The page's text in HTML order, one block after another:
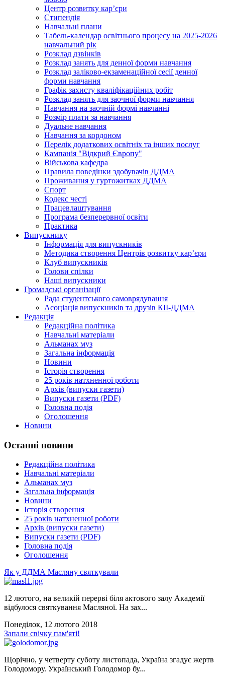
Центр розвитку кар’єри
Стипендія
Навчальні плани
Табель-календар освітнього процесу на 2025-2026
навчальний рік
Розклад дзвінків
Розклад занять для денної форми навчання
Розклад заліково-екзаменаційної сесії денної
форми навчання
Графік захисту кваліфікаційних робіт
Розклад занять для заочної форми навчання
Навчання на заочній формі навчанні
Розмір плати за навчання
Дуальне навчання
Навчання за кордоном
Перелік додаткових освітніх та інших послуг
Кампанія "Відкрий Європу"
Військова кафедра
Правила поведінки здобувачів ДДМА
Проживання у гуртожитках ДДМА
Спорт
Кодекс честі
Працевлаштування
Програма безперервної освіти
Практика
Випускнику
Інформація для випускників
Методика створення Центрів розвитку кар’єри
Клуб випускників
Голови спілки
Наші випускники
Громадські організації
Рада студентського самоврядування
Асоціація випускників та друзів КІІ-ДДМА
Редакція
Редакційна політика
Навчальні матеріали
Альманах муз
Загальна інформація
Новини
Історія створення
25 років натхненної роботи
Архів (випуски газети)
Випуски газети (PDF)
Головна подія
Оголошення
Новини
Останні новини
Редакційна політика
Навчальні матеріали
Альманах муз
Загальна інформація
Новини
Історія створення
25 років натхненної роботи
Архів (випуски газети)
Випуски газети (PDF)
Головна подія
Оголошення
Як у ДДМА Масляну святкували
12 лютого, на великій перерві біля актового залу Академії
відбулося святкування Масляної. На зах...
Понеділок, 12 лютого 2018
Запали свічку пам'яті!
Щорічно, у четверту суботу листопада, Україна згадує жертв
Голодомору. Український Голодомор бу...